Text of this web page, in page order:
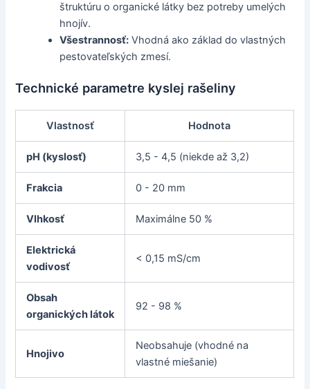
štruktúru o organické látky bez potreby umelých
hnojív.
Všestrannosť: Vhodná ako základ do vlastných
pestovateľských zmesí.
Technické parametre kyslej rašeliny
Vlastnosť Hodnota
pH (kyslosť) 3,5 - 4,5 (niekde až 3,2)
Frakcia 0 - 20 mm
Vlhkosť Maximálne 50 %
Elektrická
vodivosť
< 0,15 mS/cm
Obsah
organických látok
92 - 98 %
Hnojivo
Neobsahuje (vhodné na
vlastné miešanie)